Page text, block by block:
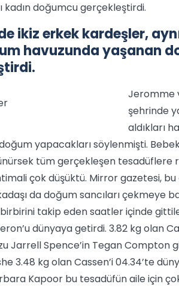
kadın doğumcu gerçekleştirdi.
ikiz erkek kardeşler,
havuzunda yaşanan
Jeromme
şehrinde
aldıkları
doğum yapacakları söylenmişti.
tüm gerçekleşen tesadüflere
çok düşüktü. Mirror gazetesi, bu
da doğum sancıları
takip eden saatler içinde
dünyaya getirdi. 3.82 kg olan
Jarrell Spence’in Tegan Compton
3.48 kg olan Cassen’i 04.34’te
Kapoor bu tesadüfün aile için